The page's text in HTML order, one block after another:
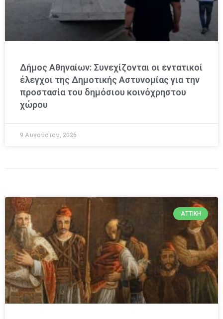
Δήμος Αθηναίων: Συνεχίζονται οι εντατικοί
έλεγχοι της Δημοτικής Αστυνομίας για την
προστασία του δημόσιου κοινόχρηστου
χώρου
9 Αυγούστου, 2026
ΑΤΤΙΚΉ